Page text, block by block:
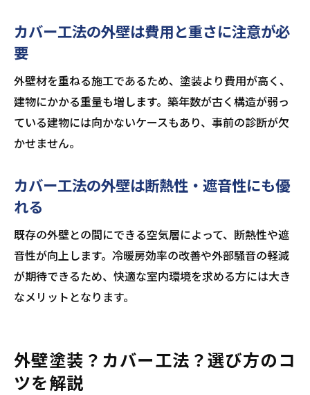
カバー工法の外壁は費用と重さに注意が必
要
外壁材を重ねる施工であるため、塗装より費用が高く、
建物にかかる重量も増します。築年数が古く構造が弱っ
ている建物には向かないケースもあり、事前の診断が欠
かせません。
カバー工法の外壁は断熱性・遮音性にも優
れる
既存の外壁との間にできる空気層によって、断熱性や遮
音性が向上します。冷暖房効率の改善や外部騒音の軽減
が期待できるため、快適な室内環境を求める方には大き
なメリットとなります。
外壁塗装？カバー工法？選び方のコ
ツを解説